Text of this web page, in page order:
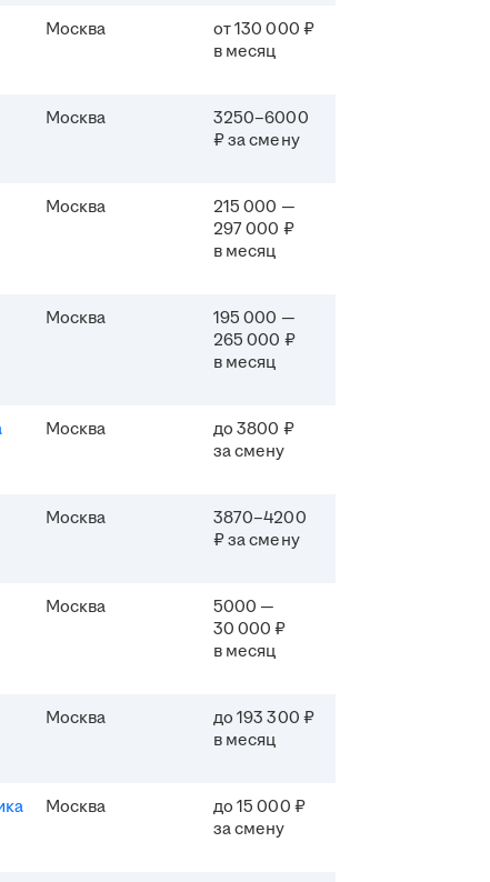
Москва
от 130 000 ₽
в месяц
Москва
3250–6000
₽ за смену
Москва
215 000 —
297 000 ₽
в месяц
Москва
195 000 —
265 000 ₽
в месяц
Москва
до 3800 ₽
за смену
Москва
3870–4200
₽ за смену
Москва
5000 —
30 000 ₽
в месяц
Москва
до 193 300 ₽
в месяц
Москва
до 15 000 ₽
за смену